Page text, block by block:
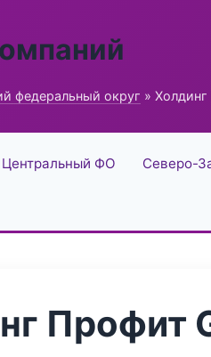
федеральный округ »
Центральный ФО Северо-
Профит